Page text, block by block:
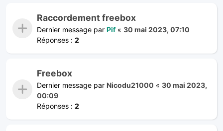
Raccordement freebox
Dernier message par Pif« 30 mai 2023, 07:10
Réponses : 2
Freebox
Dernier message par Nicodu21000 « 30 mai 2023,
00:09
Réponses : 2